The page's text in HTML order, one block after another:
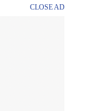
CLOSE AD